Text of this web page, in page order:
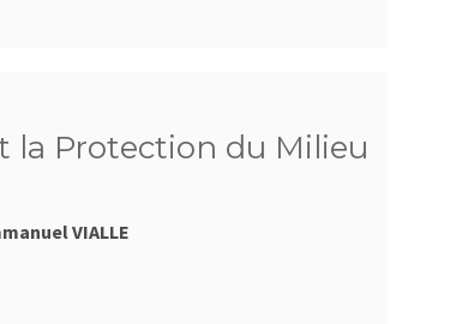
la Protection du Milieu
VIALLE